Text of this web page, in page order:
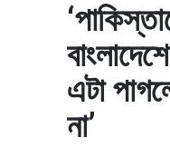
এটা
না’